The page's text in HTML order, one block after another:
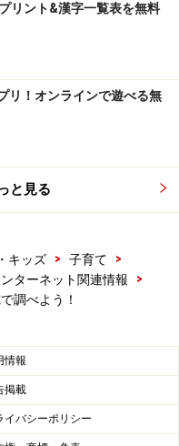
フリーとなっているの
立つでしょう。
に詳しくなれる
」
リント&漢字一覧表を無料
リ！オンラインで遊べる無
と見る
キッズ > 子育て
>
ターネット関連情報
>
調べよう！
情報
掲載
イバシーポリシー